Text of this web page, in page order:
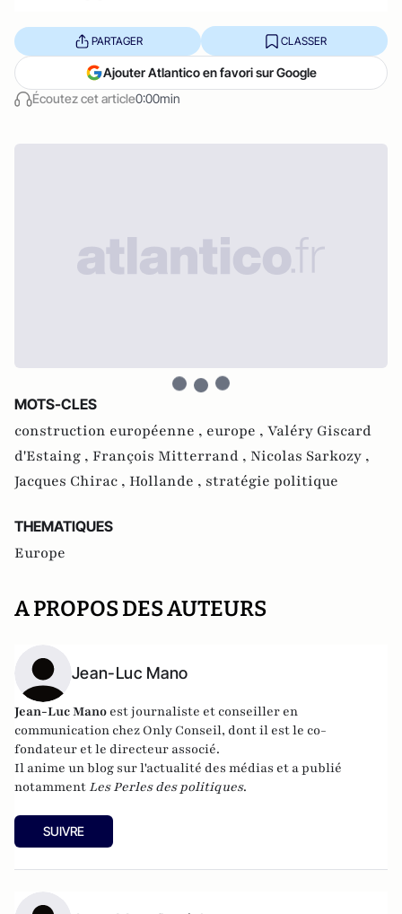
Écoutez cet article0:00min
PARTAGER CLASSER
Ajouter Atlantico en favori sur Google
MOTS-CLES
construction européenne , europe , Valéry Giscard
d'Estaing , François Mitterrand , Nicolas Sarkozy ,
Jacques Chirac , Hollande , stratégie politique
THEMATIQUES
Europe
A PROPOS DES AUTEURS
Jean-Luc Mano
Jean-Luc Mano est journaliste et conseiller en
communication chez Only Conseil, dont il est le co-
fondateur et le directeur associé.
Il anime unblog sur l'actualité des médias et a publié
notamment Les Perles des politiques.
SUIVRE